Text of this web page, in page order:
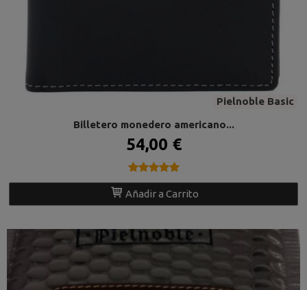
Pielnoble Basic
Billetero monedero americano...
54,00 €
★★★★★
★★★★★
Añadir a Carrito